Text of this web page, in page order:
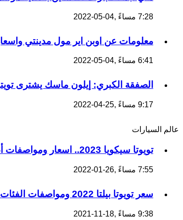
7:28 مساءً ,04-05-2022
معلومات عن اوبن اير مول مدينتي
6:41 مساءً ,04-05-2022
الصفقة الكبري: إيلون ماسك يشترى تويتر بـ 44 مليار
9:17 مساءً ,25-04-2022
عالم السيارات
تويوتا سيكويا 2023.. اسعار ومواصفات أضخم سيارات تويوتا SUV
7:55 مساءً ,26-01-2022
سعر تويوتا بيلتا 2022 ومواصفات الفئات كاملة والضمان
9:38 مساءً ,18-11-2021